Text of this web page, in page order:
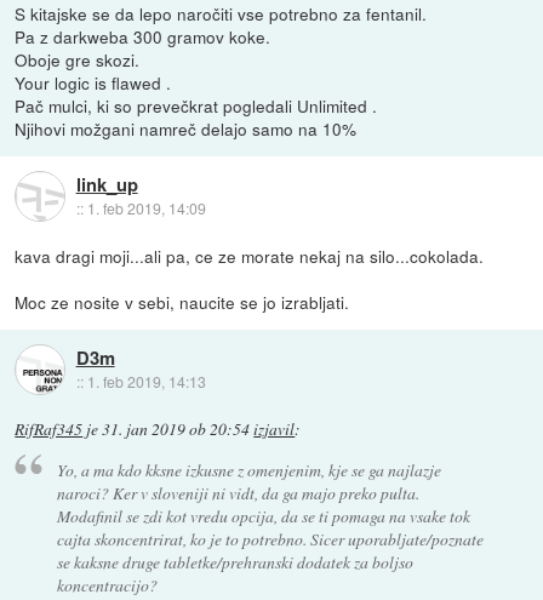
S kitajske se da lepo naročiti vse potrebno za fentanil.
Pa z darkweba 300 gramov koke.
Oboje gre skozi.
Your logic is flawed .
Pač mulci, ki so prevečkrat pogledali Unlimited .
Njihovi možgani namreč delajo samo na 10%
link_up
:: 1. feb 2019, 14:09
kava dragi moji...ali pa, ce ze morate nekaj na silo...cokolada.
Moc ze nosite v sebi, naucite se jo izrabljati.
D3m
:: 1. feb 2019, 14:13
RifRaf345 je31. jan 2019 ob 20:54izjavil:
Yo, a ma kdo kksne izkusne z omenjenim, kje se ga najlazje
naroci? Ker v sloveniji ni vidt, da ga majo preko pulta.
Modafinil se zdi kot vredu opcija, da se ti pomaga na vsake tok
cajta skoncentrirat, ko je to potrebno. Sicer uporabljate/poznate
se kaksne druge tabletke/prehranski dodatek za boljso
koncentracijo?